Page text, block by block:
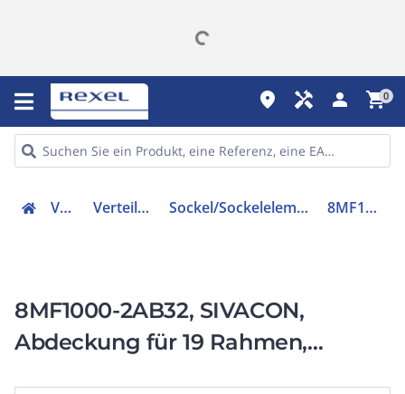
place handyman person shopping_cart0
Verteiler Verteilerzubehör Sockel/Sockelelement (Schaltschrank) 8MF10002AB32
8MF1000-2AB32, SIVACON,
Abdeckung für 19 Rahmen,